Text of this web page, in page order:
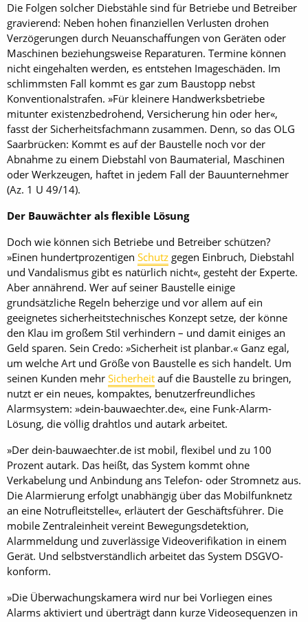
Die Folgen solcher Diebstähle sind für Betriebe und Betreiber
gravierend: Neben hohen finanziellen Verlusten drohen
Verzögerungen durch Neuanschaffungen von Geräten oder
Maschinen beziehungsweise Reparaturen. Termine können
nicht eingehalten werden, es entstehen Imageschäden. Im
schlimmsten Fall kommt es gar zum Baustopp nebst
Konventionalstrafen. »Für kleinere Handwerksbetriebe
mitunter existenzbedrohend, Versicherung hin oder her«,
fasst der Sicherheitsfachmann zusammen. Denn, so das OLG
Saarbrücken: Kommt es auf der Baustelle noch vor der
Abnahme zu einem Diebstahl von Baumaterial, Maschinen
oder Werkzeugen, haftet in jedem Fall der Bauunternehmer
(Az. 1 U 49/14).
Der Bauwächter als flexible Lösung
Doch wie können sich Betriebe und Betreiber schützen?
»Einen hundertprozentigen Schutz gegen Einbruch, Diebstahl
und Vandalismus gibt es natürlich nicht«, gesteht der Experte.
Aber annährend. Wer auf seiner Baustelle einige
grundsätzliche Regeln beherzige und vor allem auf ein
geeignetes sicherheitstechnisches Konzept setze, der könne
den Klau im großem Stil verhindern – und damit einiges an
Geld sparen. Sein Credo: »Sicherheit ist planbar.« Ganz egal,
um welche Art und Größe von Baustelle es sich handelt. Um
seinen Kunden mehr Sicherheit auf die Baustelle zu bringen,
nutzt er ein neues, kompaktes, benutzerfreundliches
Alarmsystem: »dein-bauwaechter.de«, eine Funk-Alarm-
Lösung, die völlig drahtlos und autark arbeitet.
»Der dein-bauwaechter.de ist mobil, flexibel und zu 100
Prozent autark. Das heißt, das System kommt ohne
Verkabelung und Anbindung ans Telefon- oder Stromnetz aus.
Die Alarmierung erfolgt unabhängig über das Mobilfunknetz
an eine Notrufleitstelle«, erläutert der Geschäftsführer. Die
mobile Zentraleinheit vereint Bewegungsdetektion,
Alarmmeldung und zuverlässige Videoverifikation in einem
Gerät. Und selbstverständlich arbeitet das System DSGVO-
konform.
»Die Überwachungskamera wird nur bei Vorliegen eines
Alarms aktiviert und überträgt dann kurze Videosequenzen in